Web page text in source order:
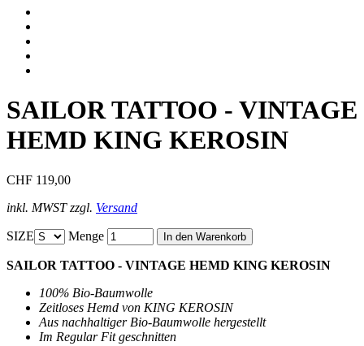
SAILOR TATTOO - VINTAGE
HEMD KING KEROSIN
CHF 119,00
inkl. MWST zzgl. Versand
SIZE Menge
SAILOR TATTOO - VINTAGE HEMD KING KEROSIN
100% Bio-Baumwolle
Zeitloses Hemd von KING KEROSIN
Aus nachhaltiger Bio-Baumwolle hergestellt
Im Regular Fit geschnitten